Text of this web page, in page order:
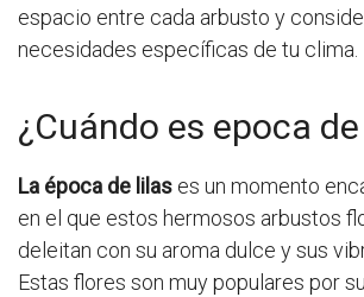
espacio entre cada arbusto y
necesidades específicas de tu clima.
¿Cuándo es epoca
La época de lilas es un momento
en el que estos hermosos arbustos
deleitan con su aroma dulce y sus
Estas flores son muy populares por